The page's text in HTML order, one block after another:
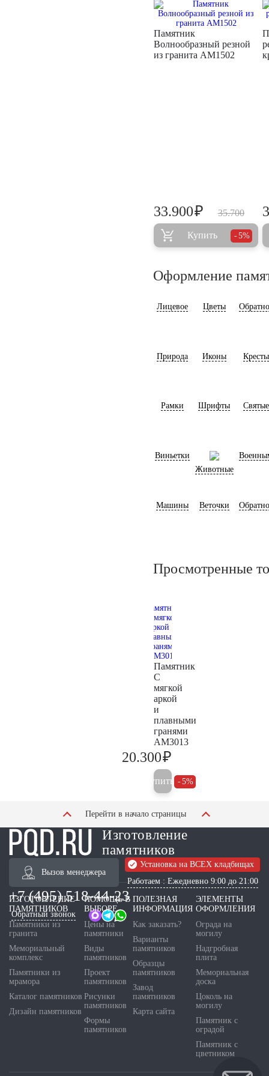
Памятник
Волнообразный резной
из гранита AM1502
35.700
33.900₽
Купить 5%
Оформление
Лицевое Цветы
Природа Иконы Кресты
Рамки Шрифты Святые
Виньетки
Животные
Машины Веточки
Просмотренные
Памятник
С
мягкой
аркой
и
плавными
гранями
AM3013
20.300₽
Купить 5%
Перейти в начало страницы
Изготовление
памятников
Вызов менеджера
Установка на ВСЕХ кладбищах
Работаем : Ежедневно 9:00 до 21:00
+7 (495) 518-44-23
Обратный звонок
ИЗГОТОВЛЕНИЕ
ПАМЯТНИКОВ
Памятники из
гранита
Мемориальный
комплекс
Памятники из
мрамора
Каталог памятников
Дизайн памятников
ПОМОЩЬ В
ВЫБОРЕ
Цены на
памятники
Виды
памятников
Проект
памятников
Рисунки
памятников
Формы
памятников
ПОЛЕЗНАЯ
ИНФОРМАЦИЯ
Как заказать?
Варианты
памятников
Образцы
памятников
Завод
памятников
Карта сайта
ЭЛЕМЕНТЫ
ОФОРМЛЕНИЯ
Ограда на
могилу
Надгробная
плита
Мемориальная
доска
Цоколь на
могилу
Памятник с
оградой
Памятник с
цветником